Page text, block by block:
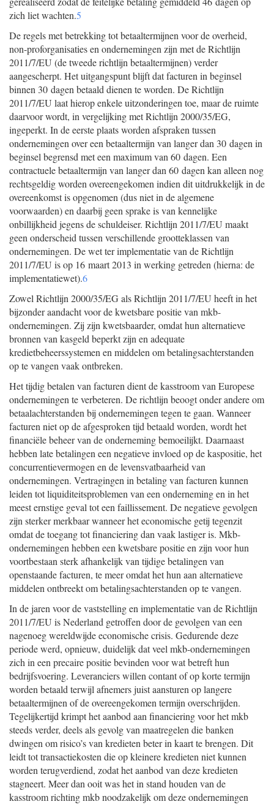
zich liet wachten.5
De regels met betrekking tot betaaltermijnen voor de overheid,
non-proforganisaties en ondernemingen zijn met de Richtlijn
2011/7/EU (de tweede richtlijn betaaltermijnen) verder
aangescherpt. Het uitgangspunt blijft dat facturen in beginsel
binnen 30 dagen betaald dienen te worden. De Richtlijn
2011/7/EU laat hierop enkele uitzonderingen toe, maar de ruimte
daarvoor wordt, in vergelijking met Richtlijn 2000/35/EG,
ingeperkt. In de eerste plaats worden afspraken tussen
ondernemingen over een betaaltermijn van langer dan 30 dagen in
beginsel begrensd met een maximum van 60 dagen. Een
contractuele betaaltermijn van langer dan 60 dagen kan alleen nog
rechtsgeldig worden overeengekomen indien dit uitdrukkelijk in de
overeenkomst is opgenomen (dus niet in de algemene
voorwaarden) en daarbij geen sprake is van kennelijke
onbillijkheid jegens de schuldeiser. Richtlijn 2011/7/EU maakt
geen onderscheid tussen verschillende grootteklassen van
ondernemingen. De wet ter implementatie van de Richtlijn
2011/7/EU is op 16 maart 2013 in werking getreden (hierna: de
implementatiewet).6
Zowel Richtlijn 2000/35/EG als Richtlijn 2011/7/EU heeft in het
bijzonder aandacht voor de kwetsbare positie van mkb-
ondernemingen. Zij zijn kwetsbaarder, omdat hun alternatieve
bronnen van kasgeld beperkt zijn en adequate
kredietbeheerssystemen en middelen om betalingsachterstanden
op te vangen vaak ontbreken.
Het tijdig betalen van facturen dient de kasstroom van Europese
ondernemingen te verbeteren. De richtlijn beoogt onder andere om
betaalachterstanden bij ondernemingen tegen te gaan. Wanneer
facturen niet op de afgesproken tijd betaald worden, wordt het
financiële beheer van de onderneming bemoeilijkt. Daarnaast
hebben late betalingen een negatieve invloed op de kaspositie, het
concurrentievermogen en de levensvatbaarheid van
ondernemingen. Vertragingen in betaling van facturen kunnen
leiden tot liquiditeitsproblemen van een onderneming en in het
meest ernstige geval tot een faillissement. De negatieve gevolgen
zijn sterker merkbaar wanneer het economische getij tegenzit
omdat de toegang tot financiering dan vaak lastiger is. Mkb-
ondernemingen hebben een kwetsbare positie en zijn voor hun
voortbestaan sterk afhankelijk van tijdige betalingen van
openstaande facturen, te meer omdat het hun aan alternatieve
middelen ontbreekt om betalingsachterstanden op te vangen.
In de jaren voor de vaststelling en implementatie van de Richtlijn
2011/7/EU is Nederland getroffen door de gevolgen van een
nagenoeg wereldwijde economische crisis. Gedurende deze
periode werd, opnieuw, duidelijk dat veel mkb-ondernemingen
zich in een precaire positie bevinden voor wat betreft hun
bedrijfsvoering. Leveranciers willen contant of op korte termijn
worden betaald terwijl afnemers juist aansturen op langere
betaaltermijnen of de overeengekomen termijn overschrijden.
Tegelijkertijd krimpt het aanbod aan financiering voor het mkb
steeds verder, deels als gevolg van maatregelen die banken
dwingen om risico’s van kredieten beter in kaart te brengen. Dit
leidt tot transactiekosten die op kleinere kredieten niet kunnen
worden terugverdiend, zodat het aanbod van deze kredieten
stagneert. Meer dan ooit was het in stand houden van de
kasstroom richting mkb noodzakelijk om deze ondernemingen